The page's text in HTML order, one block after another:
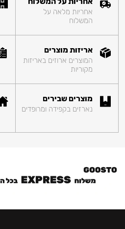
אחריות מלאה על
המשלוח
אריזות מוצרים
המוצרים ארוזים באריזות
מקוריות
מוצרים שבירים
נארזים בקפידה ומרופדים